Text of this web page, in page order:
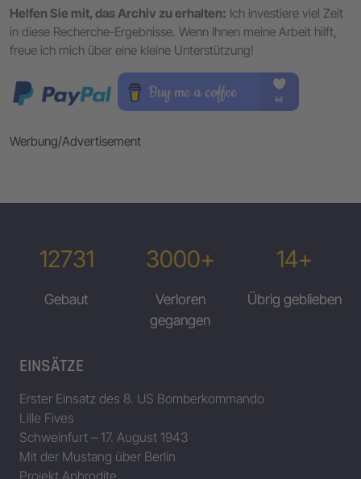
Helfen Sie mit, das Archiv zu erhalten: Ich investiere viel Zeit
in diese Recherche-Ergebnisse. Wenn Ihnen meine Arbeit hilft,
freue ich mich über eine kleine Unterstützung!
Werbung/Advertisement
12731
Gebaut
3000+
Verloren
gegangen
14+
Übrig geblieben
EINSÄTZE
Erster Einsatz des 8. US Bomberkommando
Lille Fives
Schweinfurt – 17. August 1943
Mit der Mustang über Berlin
Projekt Aphrodite